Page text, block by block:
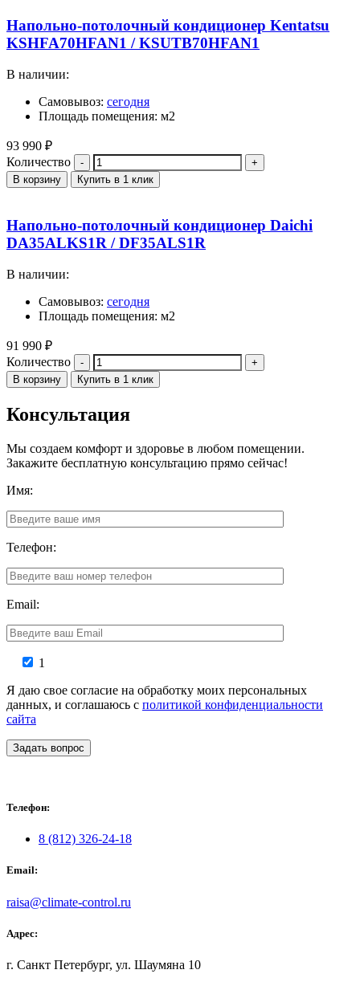
Напольно-потолочный кондиционер Kentatsu
KSHFA70HFAN1 / KSUTB70HFAN1
В наличии:
Самовывоз: сегодня
Площадь помещения: м2
93 990 ₽
Количество
В корзину Купить в 1 клик
Напольно-потолочный кондиционер Daichi
DA35ALKS1R / DF35ALS1R
В наличии:
Самовывоз: сегодня
Площадь помещения: м2
91 990 ₽
Количество
В корзину Купить в 1 клик
Консультация
Мы создаем комфорт и здоровье в любом помещении.
Закажите бесплатную консультацию прямо сейчас!
Имя:
Телефон:
Email:
1
Я даю свое согласие на обработку моих персональных
данных, и соглашаюсь с политикой конфиденциальности
сайта
Задать вопрос
Телефон:
8 (812) 326-24-18
Email:
raisa@climate-control.ru
Адрес:
г. Санкт Петербург, ул. Шаумяна 10